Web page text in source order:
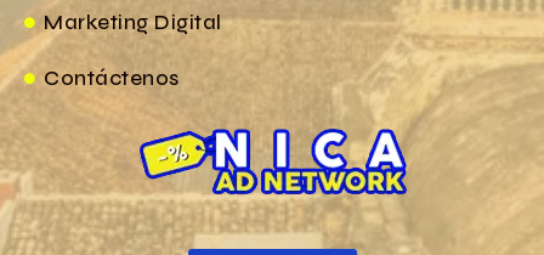
Marketing Digital
Contáctenos